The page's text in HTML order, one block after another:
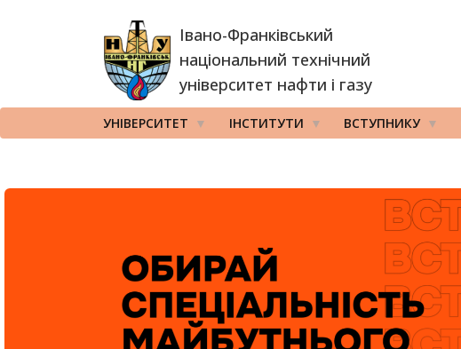
Івано-Франківський
національний технічний
університет нафти і газу
УНІВЕРСИТЕТ ІНСТИТУТИ ВСТУПНИКУ